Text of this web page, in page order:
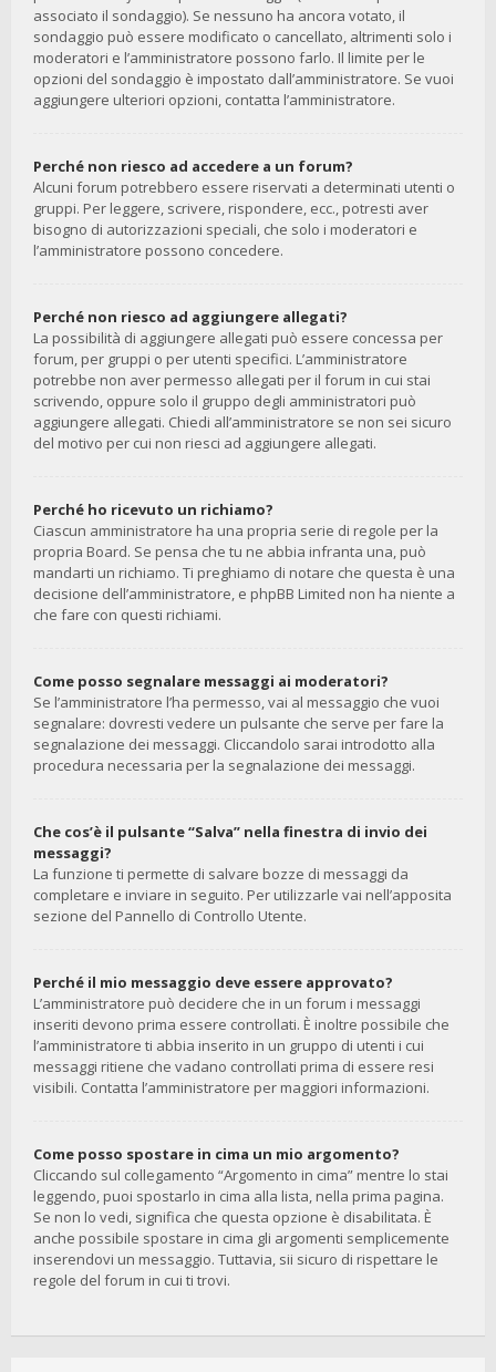
associato il sondaggio). Se nessuno ha ancora votato, il
sondaggio può essere modificato o cancellato, altrimenti solo i
moderatori e l’amministratore possono farlo. Il limite per le
opzioni del sondaggio è impostato dall’amministratore. Se vuoi
aggiungere ulteriori opzioni, contatta l’amministratore.
Perché non riesco ad accedere a un forum?
Alcuni forum potrebbero essere riservati a determinati utenti o
gruppi. Per leggere, scrivere, rispondere, ecc., potresti aver
bisogno di autorizzazioni speciali, che solo i moderatori e
l’amministratore possono concedere.
Perché non riesco ad aggiungere allegati?
La possibilità di aggiungere allegati può essere concessa per
forum, per gruppi o per utenti specifici. L’amministratore
potrebbe non aver permesso allegati per il forum in cui stai
scrivendo, oppure solo il gruppo degli amministratori può
aggiungere allegati. Chiedi all’amministratore se non sei sicuro
del motivo per cui non riesci ad aggiungere allegati.
Perché ho ricevuto un richiamo?
Ciascun amministratore ha una propria serie di regole per la
propria Board. Se pensa che tu ne abbia infranta una, può
mandarti un richiamo. Ti preghiamo di notare che questa è una
decisione dell’amministratore, e phpBB Limited non ha niente a
che fare con questi richiami.
Come posso segnalare messaggi ai moderatori?
Se l’amministratore l’ha permesso, vai al messaggio che vuoi
segnalare: dovresti vedere un pulsante che serve per fare la
segnalazione dei messaggi. Cliccandolo sarai introdotto alla
procedura necessaria per la segnalazione dei messaggi.
Che cos’è il pulsante “Salva” nella finestra di invio dei
messaggi?
La funzione ti permette di salvare bozze di messaggi da
completare e inviare in seguito. Per utilizzarle vai nell’apposita
sezione del Pannello di Controllo Utente.
Perché il mio messaggio deve essere approvato?
L’amministratore può decidere che in un forum i messaggi
inseriti devono prima essere controllati. È inoltre possibile che
l’amministratore ti abbia inserito in un gruppo di utenti i cui
messaggi ritiene che vadano controllati prima di essere resi
visibili. Contatta l’amministratore per maggiori informazioni.
Come posso spostare in cima un mio argomento?
Cliccando sul collegamento “Argomento in cima” mentre lo stai
leggendo, puoi spostarlo in cima alla lista, nella prima pagina.
Se non lo vedi, significa che questa opzione è disabilitata. È
anche possibile spostare in cima gli argomenti semplicemente
inserendovi un messaggio. Tuttavia, sii sicuro di rispettare le
regole del forum in cui ti trovi.